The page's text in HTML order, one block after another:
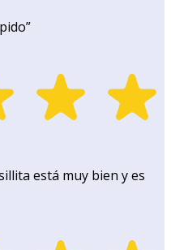
”
está muy bien y es